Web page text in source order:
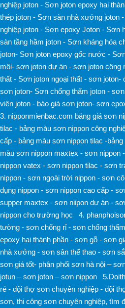
nghiệp joton - Sơn joton epoxy hai
thép joton - Sơn sàn nhà xưởng joton -
nghiệp joton - Sơn epoxy Joton - Sơn
sàn tầng hầm joton - Sơn kháng hóa
joton- Sơn joton epoxy gốc nước -
môi- sơn joton dự án - sơn joton công
thất - Sơn joton ngoại thất - sơn joton-
sơn joton- Sơn chống thấm joton -
viện joton - báo giá sơn joton- sơn
3. nipponmienbac.com bảng giá sơn
tilac - bảng màu sơn nippon công
cấp - bảng màu sơn nippon tilac -
màu sơn nippon maxtex - sơn nippon -
nippon vatex - sơn nippon tilac - sơn
nippon - sơn ngoài trời nippon - sơn
dụng nippon - sơn nippon cao cấp -
supper maxtex - sơn niipon dự án -
nippon cho trường học
4.
tường - sơn chống rỉ- sơn chống thấm
epoxy hai thành phần - sơn gỗ - sơn
nhà xưởng - sơn sân thể thao - sơn
sơn giá tốt- phân phối sơn hà nội –
jotun –sơn joton –sơn nippon
rẻ - đội thợ sơn chuyên nghiệp - đội
sơn, thi công sơn chuyên nghiệp, tìm